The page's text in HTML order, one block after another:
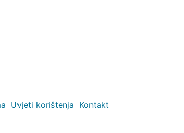
Uvjeti korištenja Kontakt